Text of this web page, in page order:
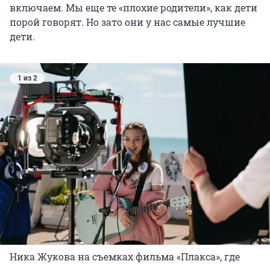
включаем. Мы еще те «плохие родители», как дети
порой говорят. Но зато они у нас самые лучшие
дети.
1 из 2
Ника Жукова на съемках фильма «Плакса», где